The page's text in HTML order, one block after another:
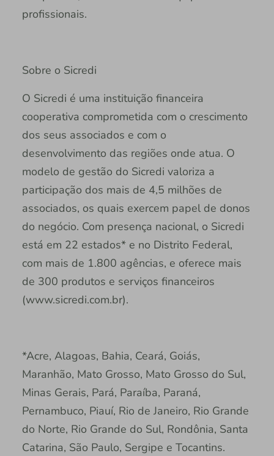
profissionais.
Sobre o Sicredi
O Sicredi é uma instituição financeira
cooperativa comprometida com o crescimento
dos seus associados e com o
desenvolvimento das regiões onde atua. O
modelo de gestão do Sicredi valoriza a
participação dos mais de 4,5 milhões de
associados, os quais exercem papel de donos
do negócio. Com presença nacional, o Sicredi
está em 22 estados* e no Distrito Federal,
com mais de 1.800 agências, e oferece mais
de 300 produtos e serviços financeiros
(www.sicredi.com.br).
*Acre, Alagoas, Bahia, Ceará, Goiás,
Maranhão, Mato Grosso, Mato Grosso do Sul,
Minas Gerais, Pará, Paraíba, Paraná,
Pernambuco, Piauí, Rio de Janeiro, Rio Grande
do Norte, Rio Grande do Sul, Rondônia, Santa
Catarina, São Paulo, Sergipe e Tocantins.